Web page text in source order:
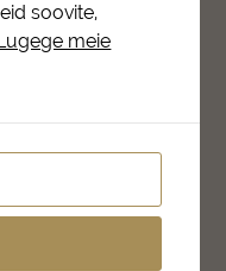
soovite,
meie